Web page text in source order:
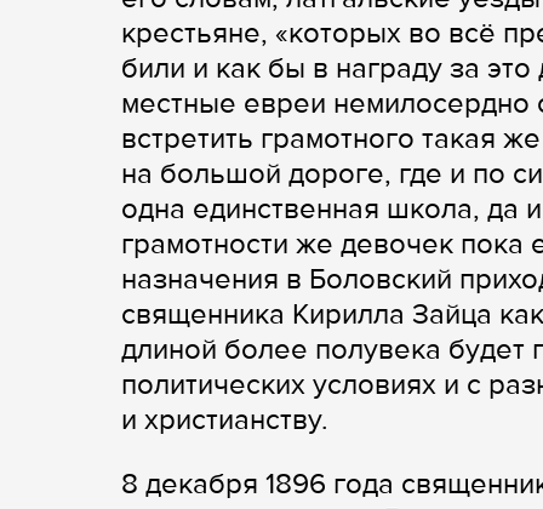
крестьяне, «которых во всё
били и как бы в награду за
местные евреи немилосердно
встретить грамотного такая
на большой дороге, где и по
одна единственная школа, да
грамотности же девочек пока
назначения в Боловский
священника Кирилла Зайца
длиной более полувека будет
политических условиях и с
и христианству.
8 декабря 1896 года